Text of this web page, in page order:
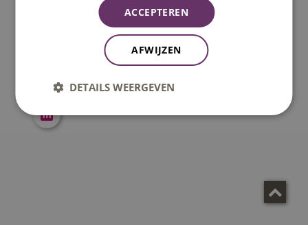
Onderzoeker Fontys Paramedisch
s.tuinder@fontys.nl
ACCEPTEREN
AFWIJZEN
DETAILS WEERGEVEN